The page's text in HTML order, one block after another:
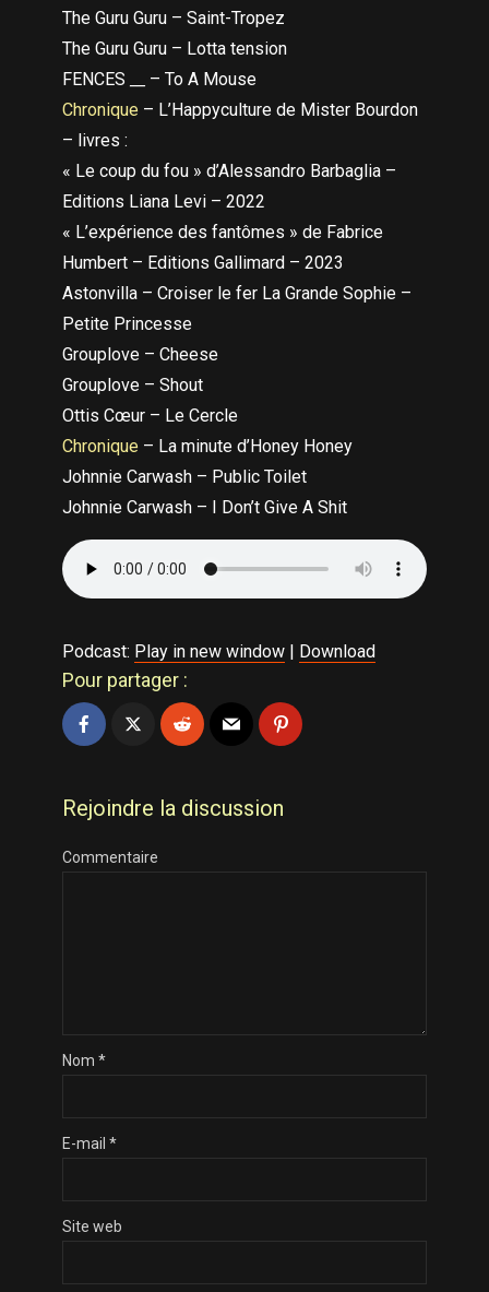
The Guru Guru – Saint-Tropez
The Guru Guru – Lotta tension
FENCES
– To A Mouse
Chronique – L’Happyculture de Mister Bourdon
– livres :
« Le coup du fou » d’Alessandro Barbaglia –
Editions Liana Levi – 2022
« L’expérience des fantômes » de Fabrice
Humbert – Editions Gallimard – 2023
Astonvilla – Croiser le fer La Grande Sophie –
Petite Princesse
Grouplove – Cheese
Grouplove – Shout
Ottis Cœur – Le Cercle
Chronique – La minute d’Honey Honey
Johnnie Carwash – Public Toilet
Johnnie Carwash – I Don’t Give A Shit
Podcast: Play in new window | Download
Pour partager :
Rejoindre la discussion
Commentaire
Nom *
E-mail *
Site web